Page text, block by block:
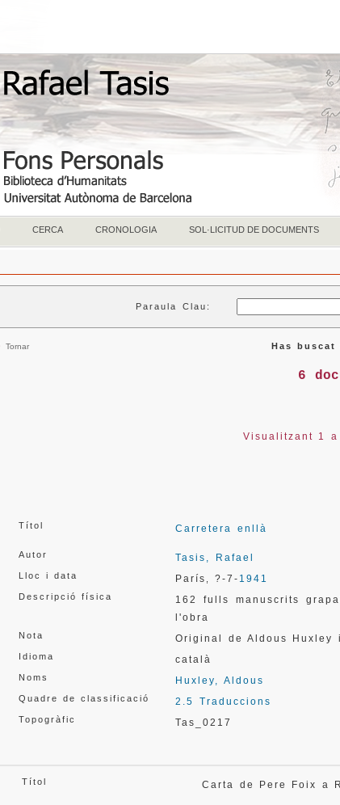
CERCA CRONOLOGIA SOL·LICITUD DE DOCUMENTS
Paraula Clau:
Tornar Has buscat
6
Visualitzant 1 a
Títol Carretera enllà
Autor Tasis, Rafael
Lloc i data París ,?-7- 1941
Descripció física
162 fulls manuscrits
l'obra
Nota Original de Aldous
Idioma català
Noms Huxley, Aldous
Quadre de classificació 2.5 Traduccions
Topogràfic Tas_0217
Títol Carta de Pere Foix a